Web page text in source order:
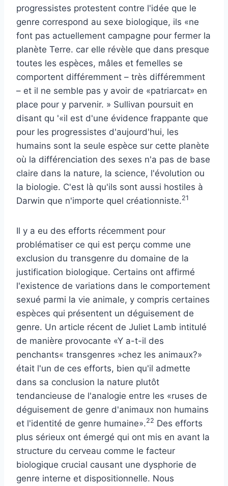
progressistes protestent contre l'idée que le
genre correspond au sexe biologique, ils «ne
font pas actuellement campagne pour fermer la
planète Terre. car elle révèle que dans presque
toutes les espèces, mâles et femelles se
comportent différemment – très différemment
– et il ne semble pas y avoir de «patriarcat» en
place pour y parvenir. » Sullivan poursuit en
disant qu '«il est d'une évidence frappante que
pour les progressistes d'aujourd'hui, les
humains sont la seule espèce sur cette planète
où la différenciation des sexes n'a pas de base
claire dans la nature, la science, l'évolution ou
la biologie. C'est là qu'ils sont aussi hostiles à
Darwin que n'importe quel créationniste.21
Il y a eu des efforts récemment pour
problématiser ce qui est perçu comme une
exclusion du transgenre du domaine de la
justification biologique. Certains ont affirmé
l'existence de variations dans le comportement
sexué parmi la vie animale, y compris certaines
espèces qui présentent un déguisement de
genre. Un article récent de Juliet Lamb intitulé
de manière provocante «Y a-t-il des
penchants« transgenres »chez les animaux?»
était l'un de ces efforts, bien qu'il admette
dans sa conclusion la nature plutôt
tendancieuse de l'analogie entre les «ruses de
déguisement de genre d'animaux non humains
et l'identité de genre humaine».22 Des efforts
plus sérieux ont émergé qui ont mis en avant la
structure du cerveau comme le facteur
biologique crucial causant une dysphorie de
genre interne et dispositionnelle. Nous